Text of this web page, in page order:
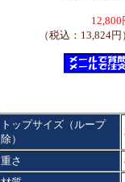
12,800
（税込：13,824円
トップサイズ（ループ
除）
重さ